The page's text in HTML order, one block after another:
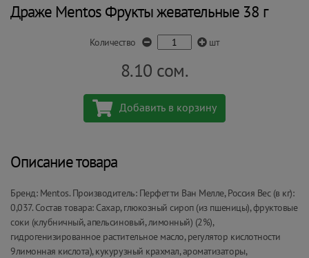
Драже Mentos Фрукты жевательные 38 г
Количество шт
8.10 сом.
Добавить в корзину
Описание товара
Бренд: Mentos. Производитель: Перфетти Ван Мелле, Россия Вес (в кг):
0,037. Состав товара: Сахар, глюкозный сироп (из пшеницы), фруктовые
соки (клубничный, апельсиновый, лимонный) (2%),
гидрогенизированное растительное масло, регулятор кислотности
9лимонная кислота), кукурузный крахмал, ароматизаторы,